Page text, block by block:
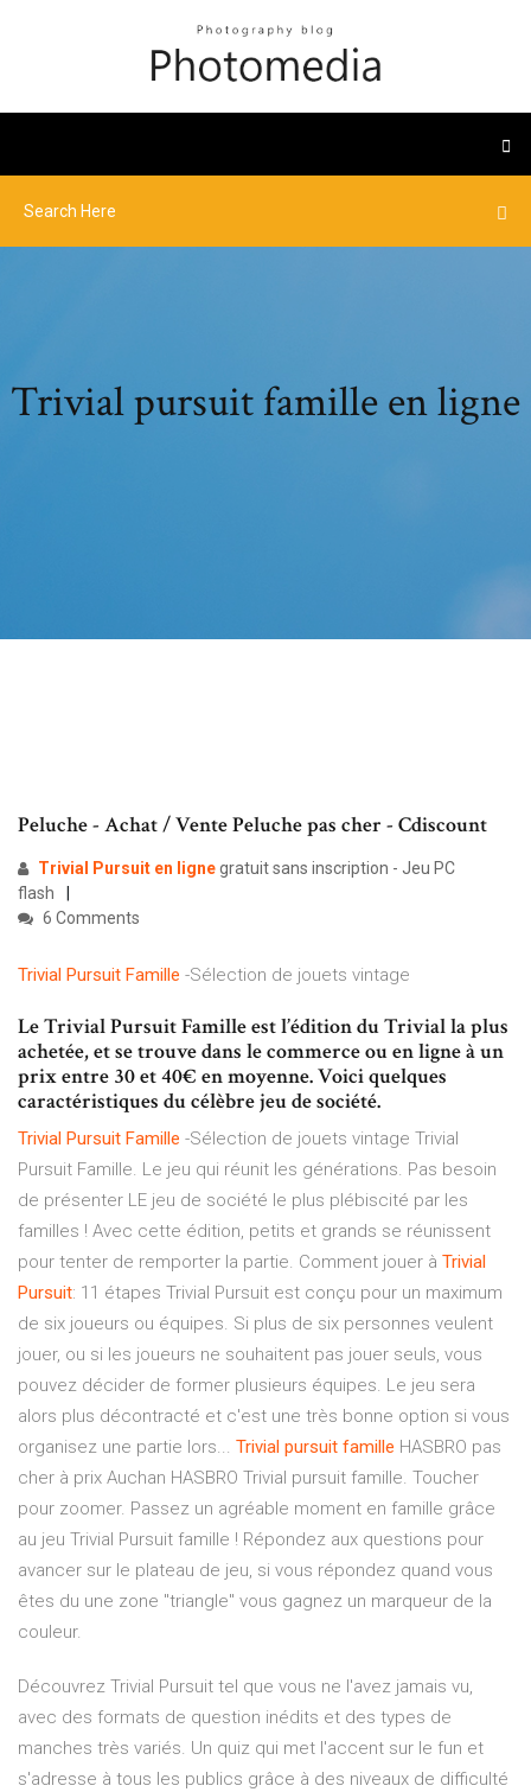
Trivial pursuit famille en ligne
Peluche - Achat / Vente Peluche pas cher - Cdiscount
Trivial Pursuit en lignegratuit sans inscription - Jeu PC
flash
6 Comments
Trivial Pursuit Famille -Sélection de jouets vintage
Le Trivial Pursuit Famille est l’édition du Trivial la plus
achetée, et se trouve dans le commerce ou en ligne à un
prix entre 30 et 40€ en moyenne. Voici quelques
caractéristiques du célèbre jeu de société.
Trivial Pursuit Famille -Sélection de jouets vintage Trivial
Pursuit Famille. Le jeu qui réunit les générations. Pas besoin
de présenter LE jeu de société le plus plébiscité par les
familles ! Avec cette édition, petits et grands se réunissent
pour tenter de remporter la partie. Comment jouer à Trivial
Pursuit: 11 étapes Trivial Pursuit est conçu pour un maximum
de six joueurs ou équipes. Si plus de six personnes veulent
jouer, ou si les joueurs ne souhaitent pas jouer seuls, vous
pouvez décider de former plusieurs équipes. Le jeu sera
alors plus décontracté et c'est une très bonne option si vous
organisez une partie lors... Trivial pursuit famille HASBRO pas
cher à prix Auchan HASBRO Trivial pursuit famille. Toucher
pour zoomer. Passez un agréable moment en famille grâce
au jeu Trivial Pursuit famille ! Répondez aux questions pour
avancer sur le plateau de jeu, si vous répondez quand vous
êtes du une zone "triangle" vous gagnez un marqueur de la
couleur.
Découvrez Trivial Pursuit tel que vous ne l'avez jamais vu,
avec des formats de question inédits et des types de
manches très variés. Un quiz qui met l'accent sur le fun et
s'adresse à tous les publics grâce à des niveaux de difficulté